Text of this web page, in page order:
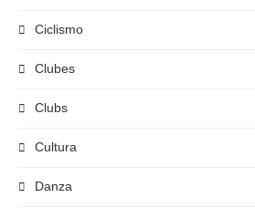
Ciclismo
Clubes
Clubs
Cultura
Danza